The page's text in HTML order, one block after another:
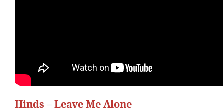
Hinds – Leave Me Alone